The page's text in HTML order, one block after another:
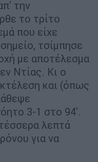
την
το τρίτο
που είχε
τσίμπησε
με αποτέλεσμα
Ντίας. Κι ο
και (όπως
3-1 στο 94'.
λεπτά
για να